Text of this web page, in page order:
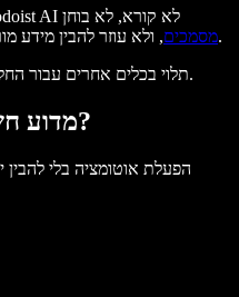
התהליך מתחיל אחרי שיש בהירות. Todoist AI לא קורא, לא בוחן
מסמכים, ולא עוזר להבין מידע מורכב. הוא מניח שהחשיבה כבר נעשתה.
לכן Todoist AI תלוי בכלים אחרים עבור החלק המחשבתי המאתגר.
מדוע חשוב להבין לפני אוטומציה?
הפעלת אוטומציה בלי